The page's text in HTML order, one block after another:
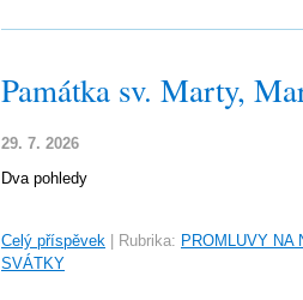
Památka sv. Marty,
29. 7. 2026
Dva pohledy
Celý příspěvek Rubrika: PROMLUVY NA
SVÁTKY